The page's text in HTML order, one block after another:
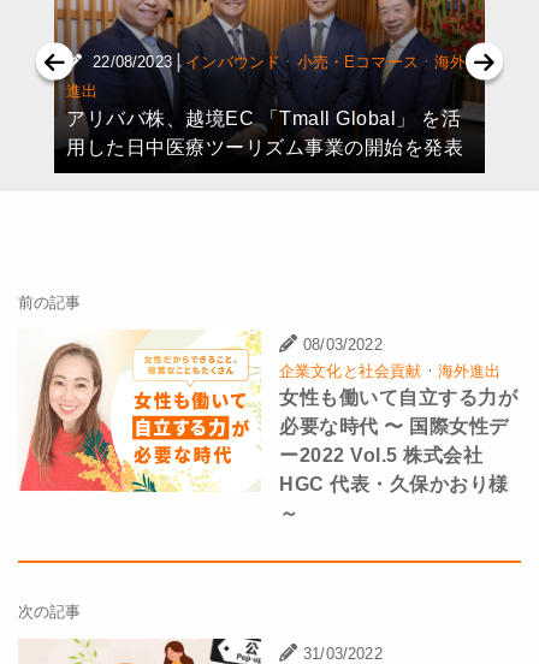
22/08/2023 | インバウンド· 小売・Eコマース ·海外
進出
アリババ株、越境EC 「Tmall Global」 を活
用した日中医療ツーリズム事業の開始を発表
前の記事
08/03/2022
企業文化と社会貢献 · 海外進出
女性も働いて自立する力が
必要な時代 〜 国際女性デ
ー2022 Vol.5 株式会社
HGC 代表・久保かおり様
～
次の記事
31/03/2022